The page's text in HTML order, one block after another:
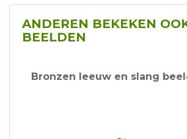
ANDEREN BEKEKEN
BEELDEN
Bronzen leeuw en slang